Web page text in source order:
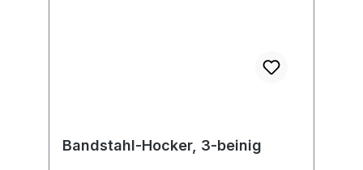
Bandstahl-Hocker, 3-beinig